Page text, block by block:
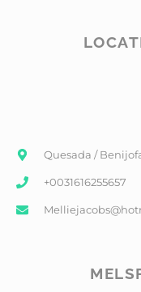
Quesada /
+0031616255657